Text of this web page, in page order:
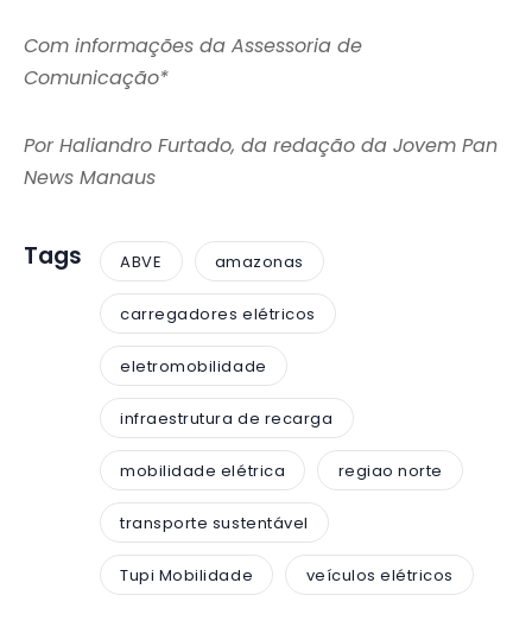
Com informações da Assessoria de
Comunicação*
Por Haliandro Furtado, da redação da Jovem Pan
News Manaus
Tags ABVE amazonas
carregadores elétricos
eletromobilidade
infraestrutura de recarga
mobilidade elétrica regiao norte
transporte sustentável
Tupi Mobilidade veículos elétricos